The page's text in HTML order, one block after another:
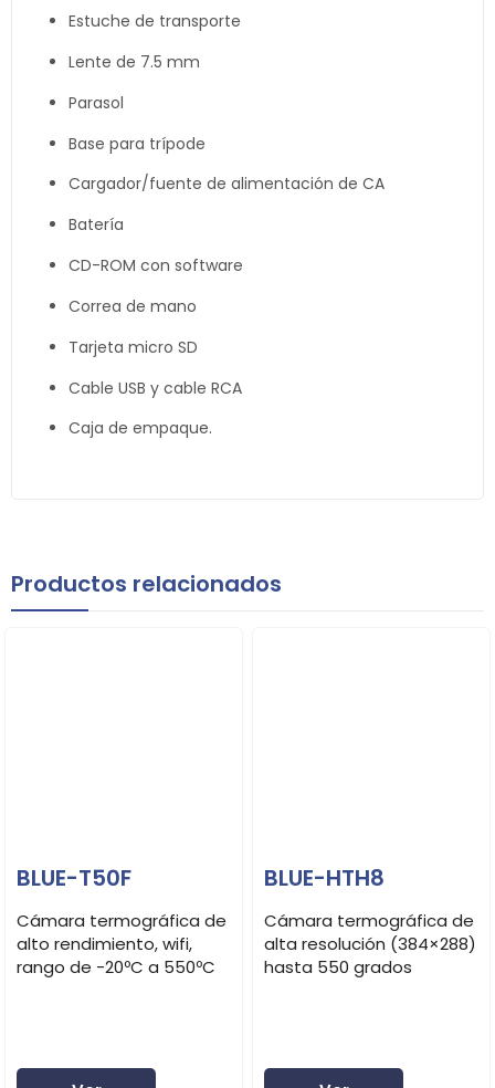
Estuche de transporte
Lente de 7.5 mm
Parasol
Base para trípode
Cargador/fuente de alimentación de CA
Batería
CD-ROM con software
Correa de mano
Tarjeta micro SD
Cable USB y cable RCA
Caja de empaque.
Productos relacionados
BLUE-T50F
Cámara termográfica de
alto rendimiento, wifi,
rango de -20ºC a 550ºC
BLUE-HTH8
Cámara termográfica de
alta resolución (384×288)
hasta 550 grados